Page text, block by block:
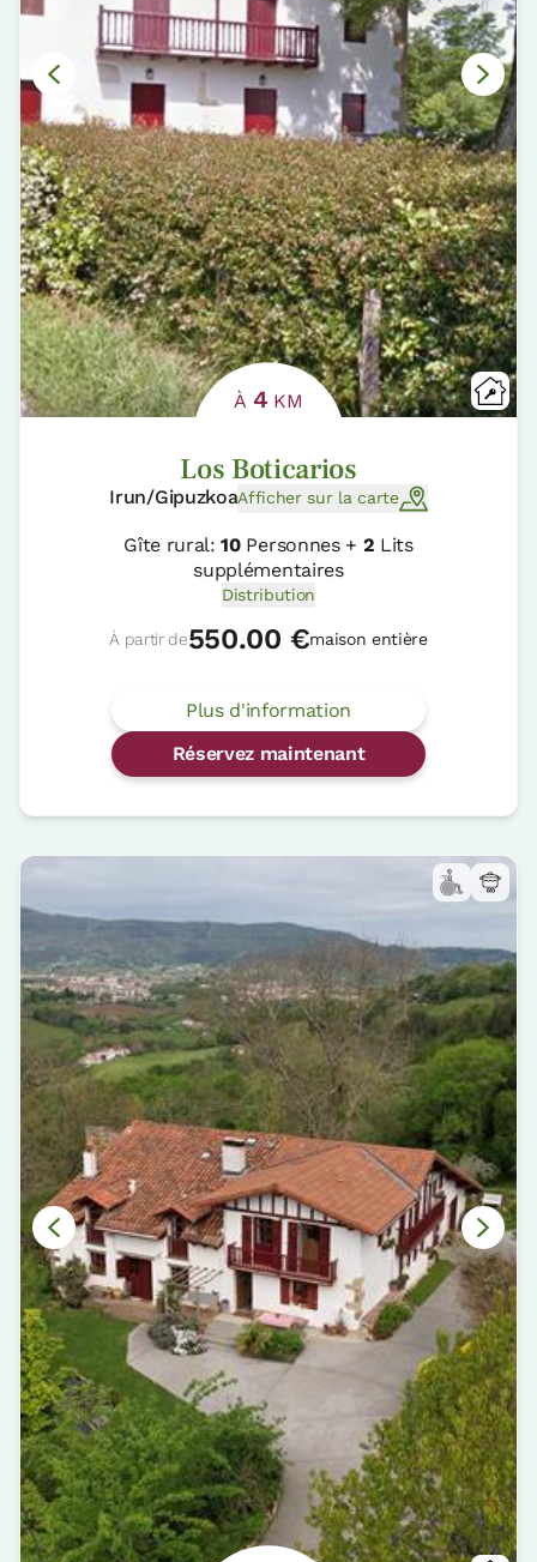
À 4 KM
Los Boticarios
Irun/GipuzkoaAfficher sur la carte
Gîte rural:10Personnes + 2 Lits
supplémentaires
Distribution
À partir de550.00 €maison entière
Plus d'information
Réservez maintenant